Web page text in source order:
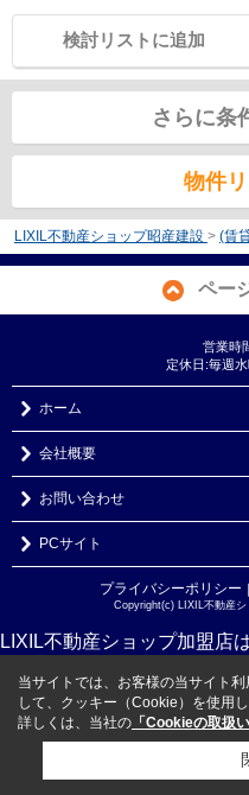
検討リストに追加
さらに条
物件
LIXIL不動産ショップ昭産建設 > (賃
ペー
営業時
定休日:毎週
ホーム
会社概要
お問い合わせ
PCサイト
プライバシーポリシー
Copyright(c) LIXIL不動産シ
LIXIL不動産ショップ加盟店
当サイトでは、お客様の当サイト
して、クッキー（Cookie）を使用し
詳しくは、当社の 「Cookieの取扱